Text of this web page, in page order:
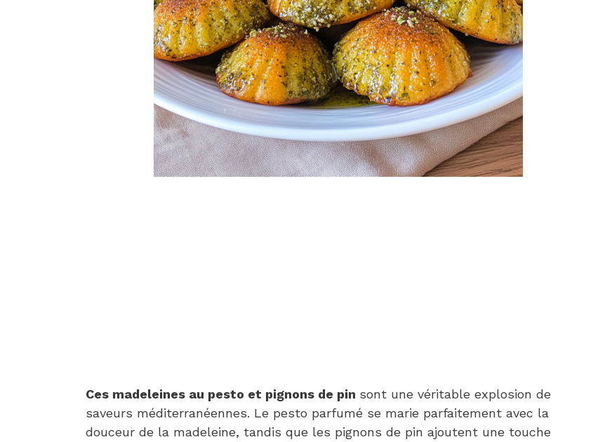
Ces madeleines au pesto et pignons de pin sont une véritable explosion de
saveurs méditerranéennes. Le pesto parfumé se marie parfaitement avec la
douceur de la madeleine, tandis que les pignons de pin ajoutent une touche